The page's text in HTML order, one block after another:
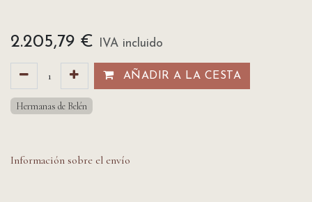
2.205,79 € IVA incluido
AÑADIR A LA CESTA​​
Hermanas de Belén
Información sobre el envío